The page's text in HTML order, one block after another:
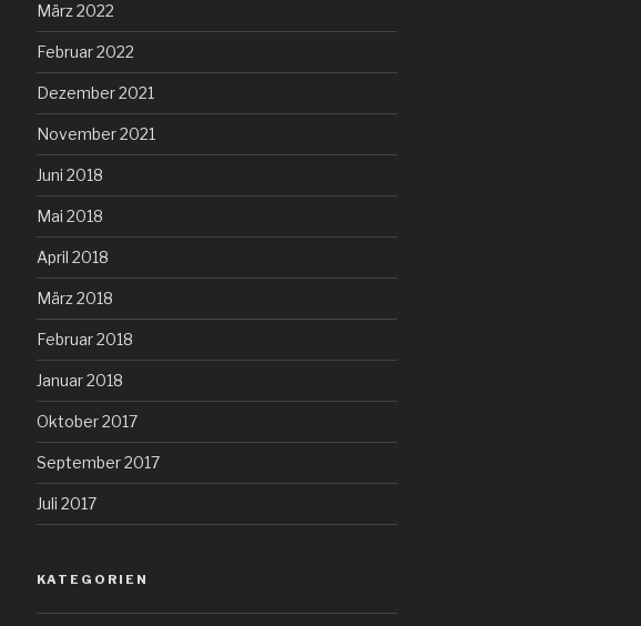
März 2022
Februar 2022
Dezember 2021
November 2021
Juni 2018
Mai 2018
April 2018
März 2018
Februar 2018
Januar 2018
Oktober 2017
September 2017
Juli 2017
KATEGORIEN